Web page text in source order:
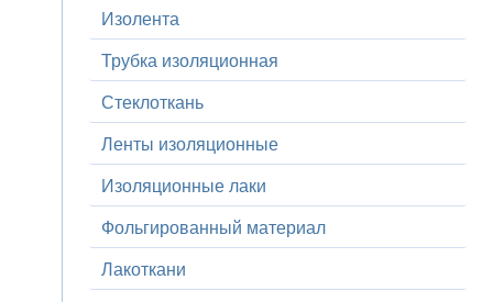
Изолента
Трубка изоляционная
Стеклоткань
Ленты изоляционные
Изоляционные лаки
Фольгированный материал
Лакоткани